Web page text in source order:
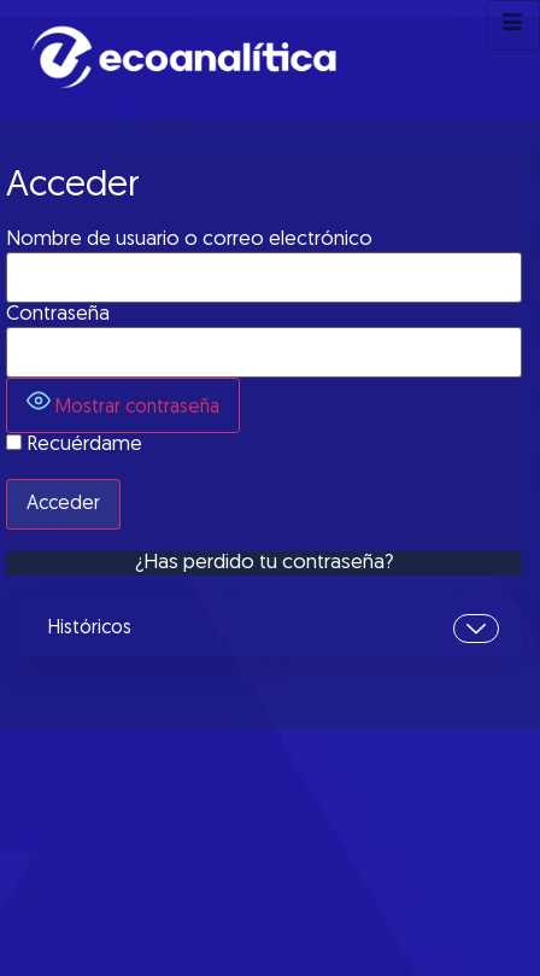
Acceder
Nombre de usuario o correo electrónico
Contraseña
Mostrar contraseña
Recuérdame
¿Has perdido tu contraseña?
Históricos